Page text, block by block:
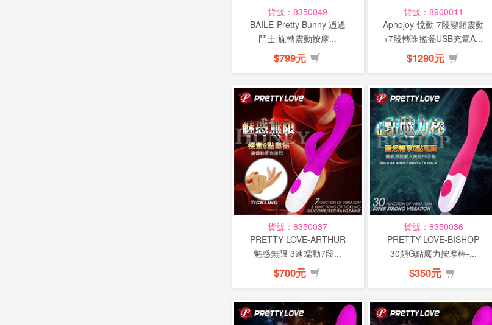
貨號：8350049
BAILE-Pretty Bunny 逍遙
鬥士 旋轉震動按摩...
$799元
貨號：8900011
Aphojoy-悅動 7段變頻震動
+7段轉珠搖擺USB充電A...
$1290元
貨號：8350037
PRETTY LOVE-ARTHUR
魅惑無限 3速蠕動7段...
$700元
貨號：8350036
PRETTY LOVE-BISHOP
30頻G點魔力按摩棒-...
$350元